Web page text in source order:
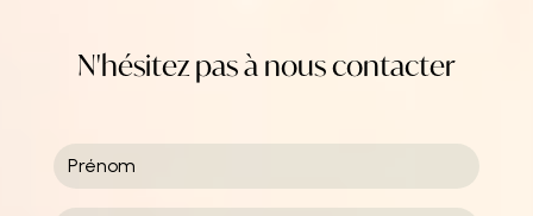
N'hésitez pas à nous contacter